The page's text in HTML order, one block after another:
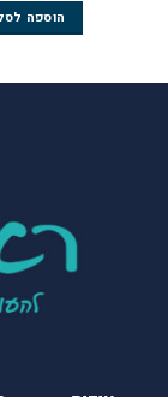
הוספה